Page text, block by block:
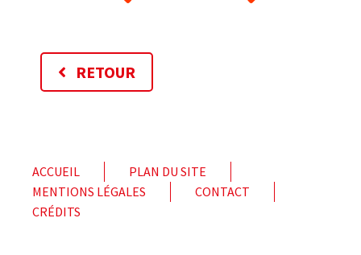
RETOUR
ACCUEIL
PLAN DU SITE
MENTIONS LÉGALES
CONTACT
CRÉDITS